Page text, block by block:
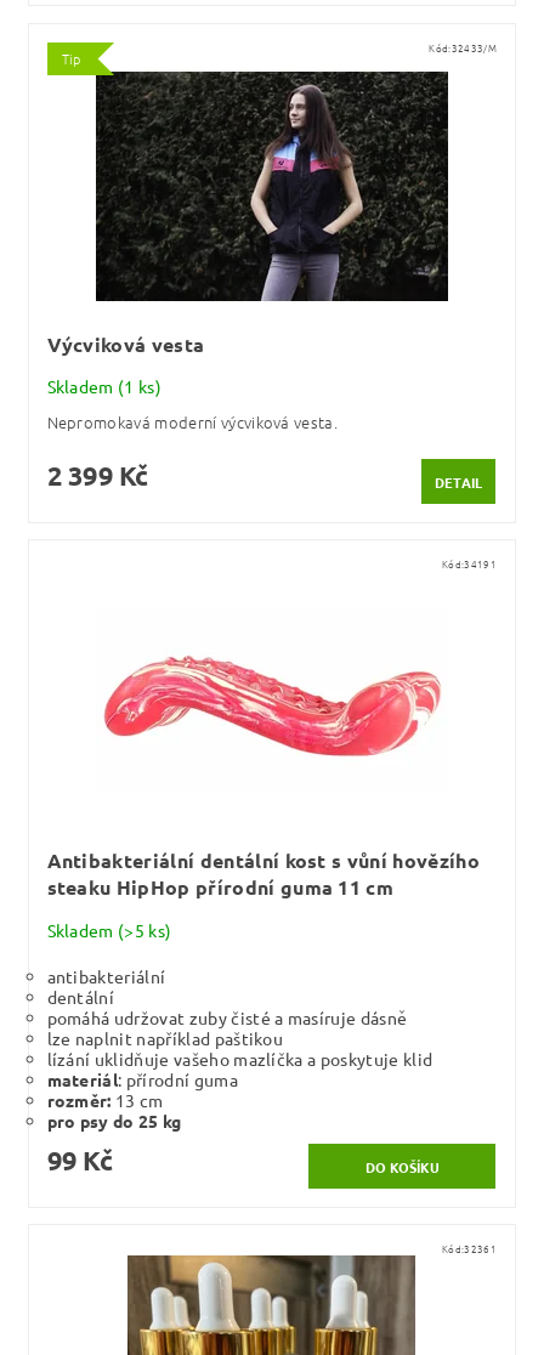
Tip
Kód:32433/M
Výcviková vesta
Skladem (1 ks)
Nepromokavá moderní výcviková vesta.
2 399 Kč DETAIL
Kód:34191
Antibakteriální dentální kost s vůní hovězího
steaku HipHop přírodní guma 11 cm
Skladem (>5 ks)
antibakteriální
dentální
pomáhá udržovat zuby čisté a masíruje dásně
lze naplnit například paštikou
lízání uklidňuje vašeho mazlíčka a poskytuje klid
materiál: přírodní guma
rozměr: 13 cm
pro psy do 25 kg
99 Kč
Kód:32361